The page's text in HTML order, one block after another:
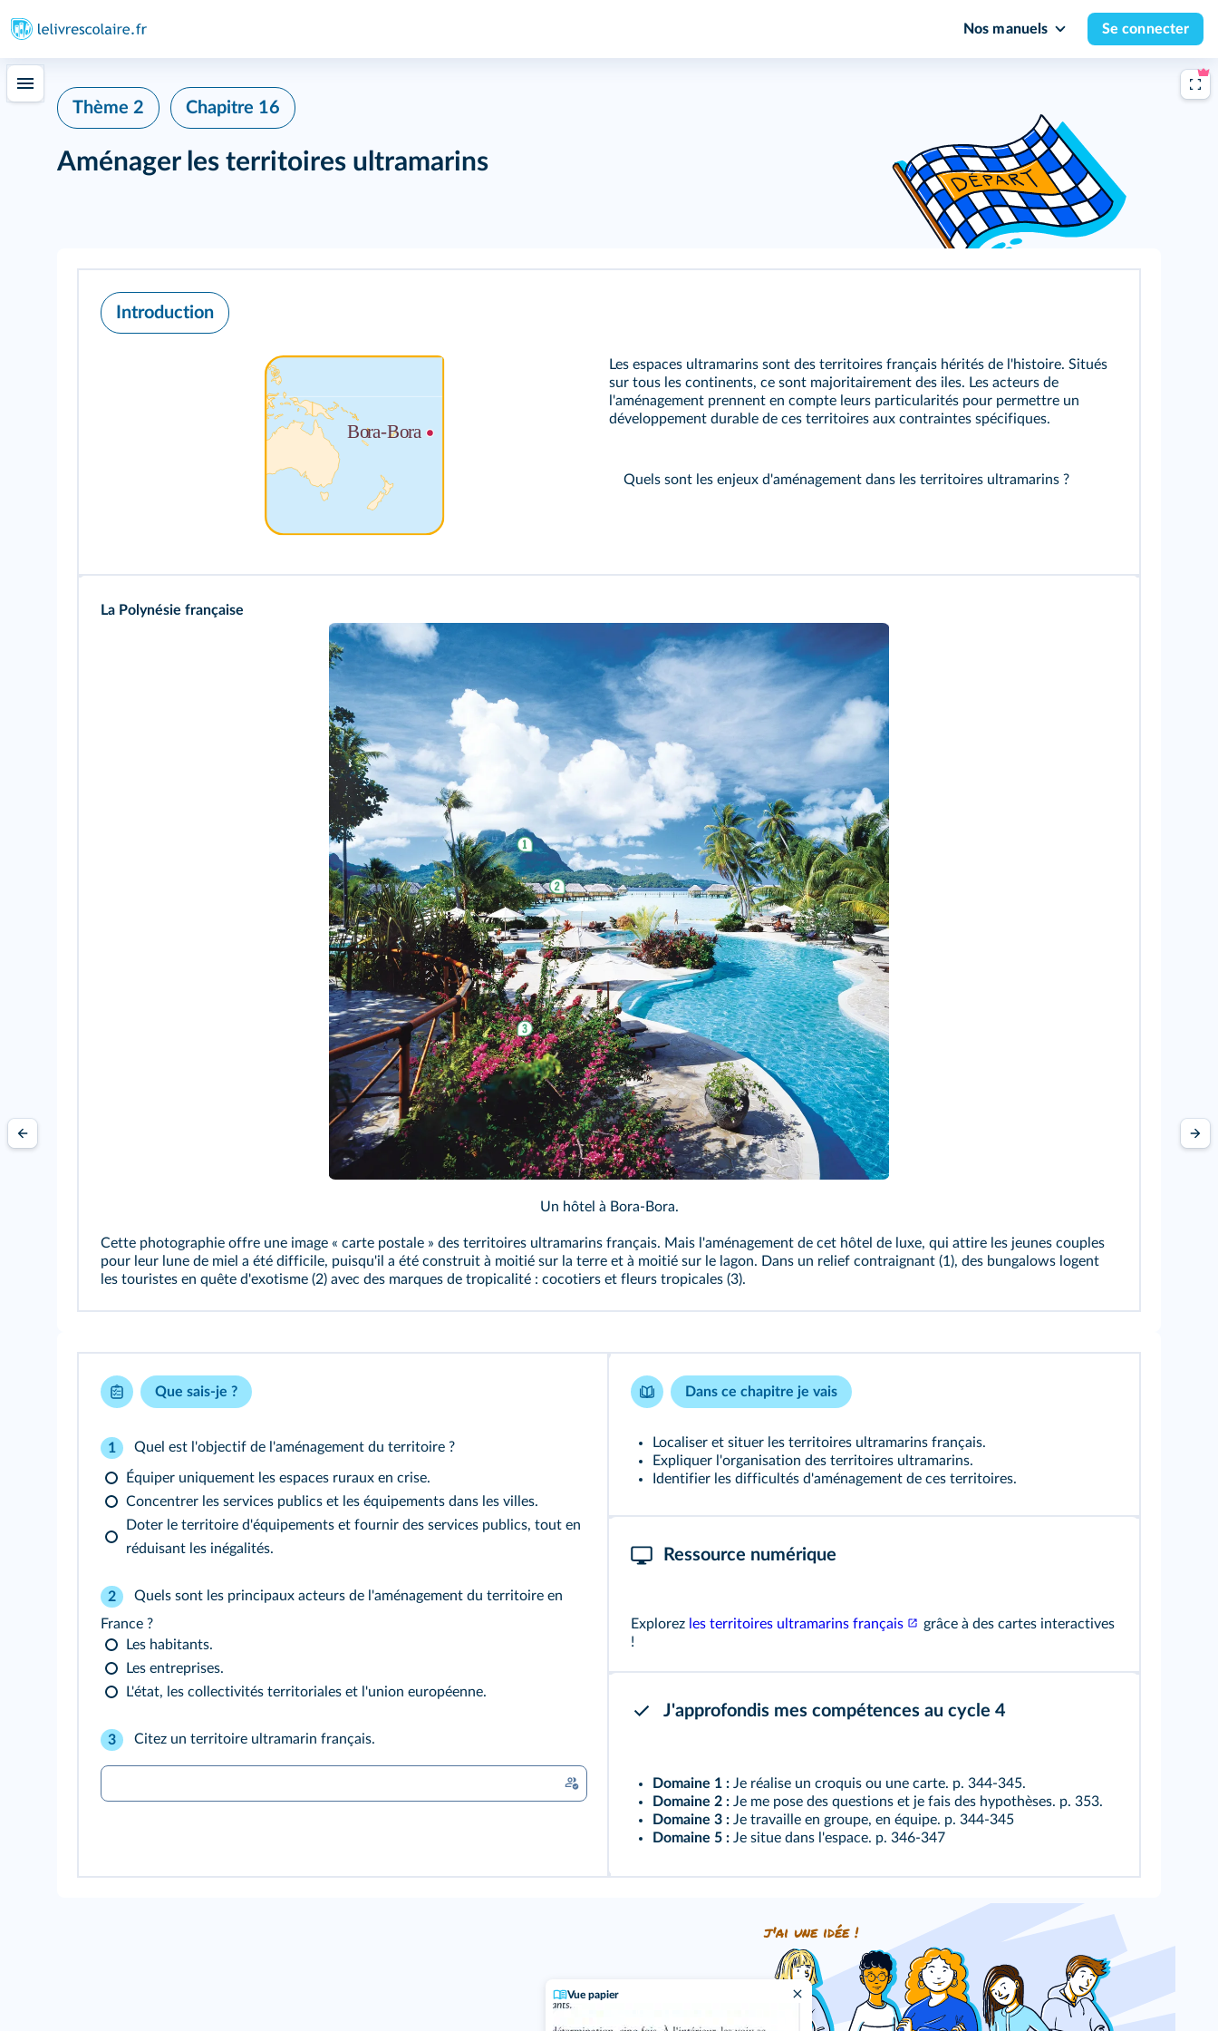
Nos manuels Se connecter
Vue papier
Thème 2 Chapitre 16
Aménager les territoires ultramarins
Introduction
Les espaces ultramarins sont des territoires français hérités de l'histoire. Situés
sur tous les continents, ce sont majoritairement des iles. Les acteurs de
l'aménagement prennent en compte leurs particularités pour permettre un
développement durable de ces territoires aux contraintes spécifiques.
Quels sont les enjeux d'aménagement dans les territoires ultramarins ?
La Polynésie française
Un hôtel à Bora-Bora.
Cette photographie offre une image « carte postale » des territoires ultramarins français. Mais l'aménagement de cet hôtel de luxe, qui attire les jeunes couples
pour leur lune de miel a été difficile, puisqu'il a été construit à moitié sur la terre et à moitié sur le lagon. Dans un relief contraignant (1), des bungalows logent
les touristes en quête d'exotisme (2) avec des marques de tropicalité : cocotiers et fleurs tropicales (3).
Que sais-je ?
1 Quel est l'objectif de l'aménagement du territoire ?
Équiper uniquement les espaces ruraux en crise.
Concentrer les services publics et les équipements dans les villes.
Doter le territoire d'équipements et fournir des services publics, tout en
réduisant les inégalités.
2
Quels sont les principaux acteurs de l'aménagement du territoire en
France ?
Les habitants.
Les entreprises.
L'état, les collectivités territoriales et l'union européenne.
3 Citez un territoire ultramarin français.
Dans ce chapitre je vais
Localiser et situer les territoires ultramarins français.
Expliquer l'organisation des territoires ultramarins.
Identifier les difficultés d'aménagement de ces territoires.
Ressource numérique
Explorez les territoires ultramarins français
grâce à des cartes interactives
!
J'approfondis mes compétences au cycle 4
Domaine 1 : Je réalise un croquis ou une carte. p. 344-345.
Domaine 2 : Je me pose des questions et je fais des hypothèses. p. 353.
Domaine 3 : Je travaille en groupe, en équipe. p. 344-345
Domaine 5 : Je situe dans l'espace. p. 346-347
j'ai une idée !